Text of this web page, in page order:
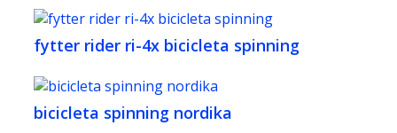
fytter rider ri-4x bicicleta spinning
bicicleta spinning nordika